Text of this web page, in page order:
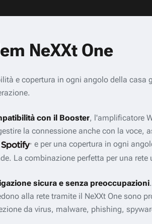
NeXXt One
e copertura in ogni angolo della casa
con il Booster, l'amplificatore
la connessione anche con la voce,
e per una copertura in ogni
La combinazione perfetta per una rete
sicura e senza preoccupazioni
alla rete tramite il NeXXt One sono
da virus, malware, phishing,